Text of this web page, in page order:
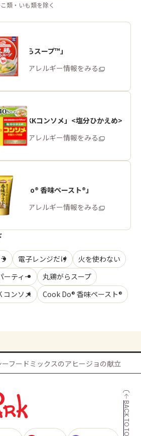
類・いも類を除く
丸鶏がらスープ™」
商品・アレルギー情報をみる
味の素KKコンソメ」<塩分ひかえめ>
商品・アレルギー情報をみる
Cook Do® 香味ペースト®」
商品・アレルギー情報をみる
電子レンジだけ
火を使わない
ーティー
丸鶏がらスープ
コンソメ
Cook Do® 香味ペースト®
ーフードミックスのアヒージョの献立
BACK TO TOP